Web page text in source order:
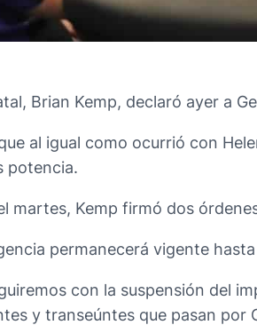
Brian Kemp, declaró ayer a
al igual como ocurrió con
potencia.
martes, Kemp firmó dos
permanecerá vigente
con la suspensión del
y transeúntes que pasan por